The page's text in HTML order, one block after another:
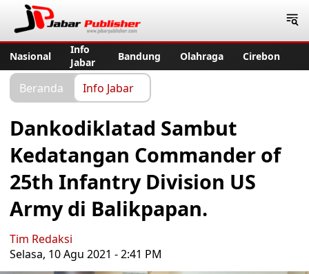
Nasional
Info
Jabar
Bandung Olahraga Cirebon
Beranda Info Jabar
Dankodiklatad Sambut
Kedatangan Commander of
25th Infantry Division US
Army di Balikpapan.
Tim Redaksi
Selasa, 10 Agu 2021 - 2:41 PM